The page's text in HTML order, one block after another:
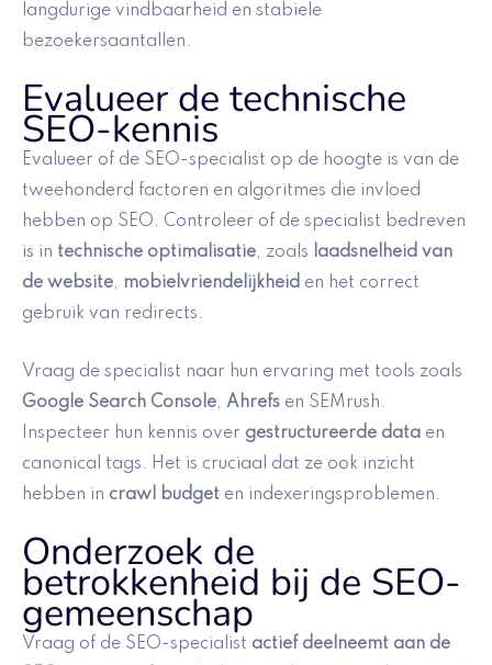
langdurige vindbaarheid en stabiele
bezoekersaantallen.
Evalueer de technische
SEO-kennis
Evalueer of de SEO-specialist op de hoogte is van de
tweehonderd factoren en algoritmes die invloed
hebben op SEO. Controleer of de specialist bedreven
is in technische optimalisatie, zoals laadsnelheid van
de website, mobielvriendelijkheid en het correct
gebruik van redirects.
Vraag de specialist naar hun ervaring met tools zoals
Google Search Console, Ahrefs en SEMrush.
Inspecteer hun kennis over gestructureerde data en
canonical tags. Het is cruciaal dat ze ook inzicht
hebben in crawl budget en indexeringsproblemen.
Onderzoek de
betrokkenheid bij de SEO-
gemeenschap
Vraag of de SEO-specialist actief deelneemt aan de